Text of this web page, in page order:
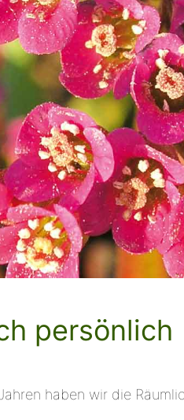
persönlich
haben wir die